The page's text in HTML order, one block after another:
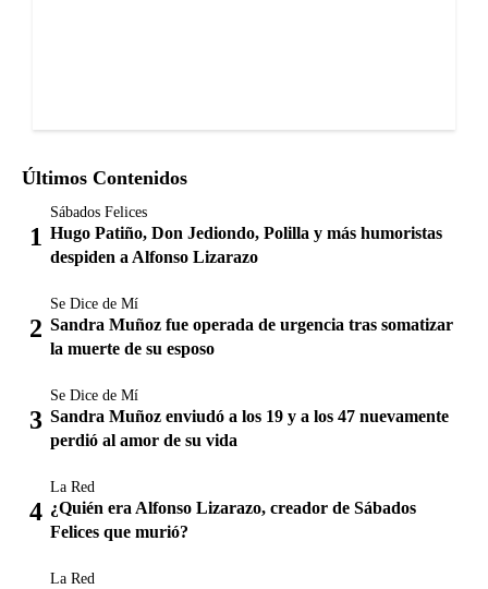
Últimos Contenidos
Sábados Felices
Hugo Patiño, Don Jediondo, Polilla y más humoristas
despiden a Alfonso Lizarazo
Se Dice de Mí
Sandra Muñoz fue operada de urgencia tras somatizar
la muerte de su esposo
Se Dice de Mí
Sandra Muñoz enviudó a los 19 y a los 47 nuevamente
perdió al amor de su vida
La Red
¿Quién era Alfonso Lizarazo, creador de Sábados
Felices que murió?
La Red